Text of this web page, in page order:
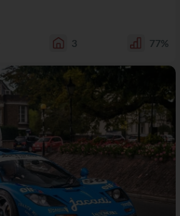
3 77%